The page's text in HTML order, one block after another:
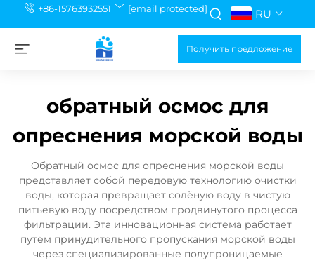
+86-15763932551 [email protected] RU
Получить предложение
обратный осмос для
опреснения морской воды
Обратный осмос для опреснения морской воды
представляет собой передовую технологию очистки
воды, которая превращает солёную воду в чистую
питьевую воду посредством продвинутого процесса
фильтрации. Эта инновационная система работает
путём принудительного пропускания морской воды
через специализированные полупроницаемые